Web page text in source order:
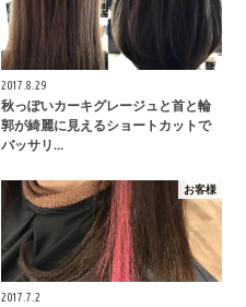
2017.8.29
秋っぽいカーキグレージュと首と輪
郭が綺麗に見えるショートカットで
バッサリ…
お客様
2017.7.2